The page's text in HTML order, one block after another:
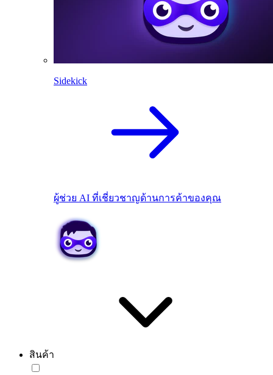
Sidekick
ผู้ช่วย AI ที่เชี่ยวชาญด้านการค้าของคุณ
สินค้า